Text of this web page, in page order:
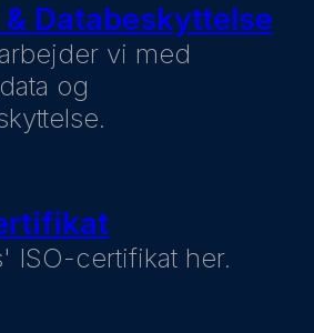
& Databeskyttelse
vi med
og
ISO-certifikat her.